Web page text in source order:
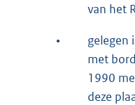
van het
•
gelegen
met
1990
deze